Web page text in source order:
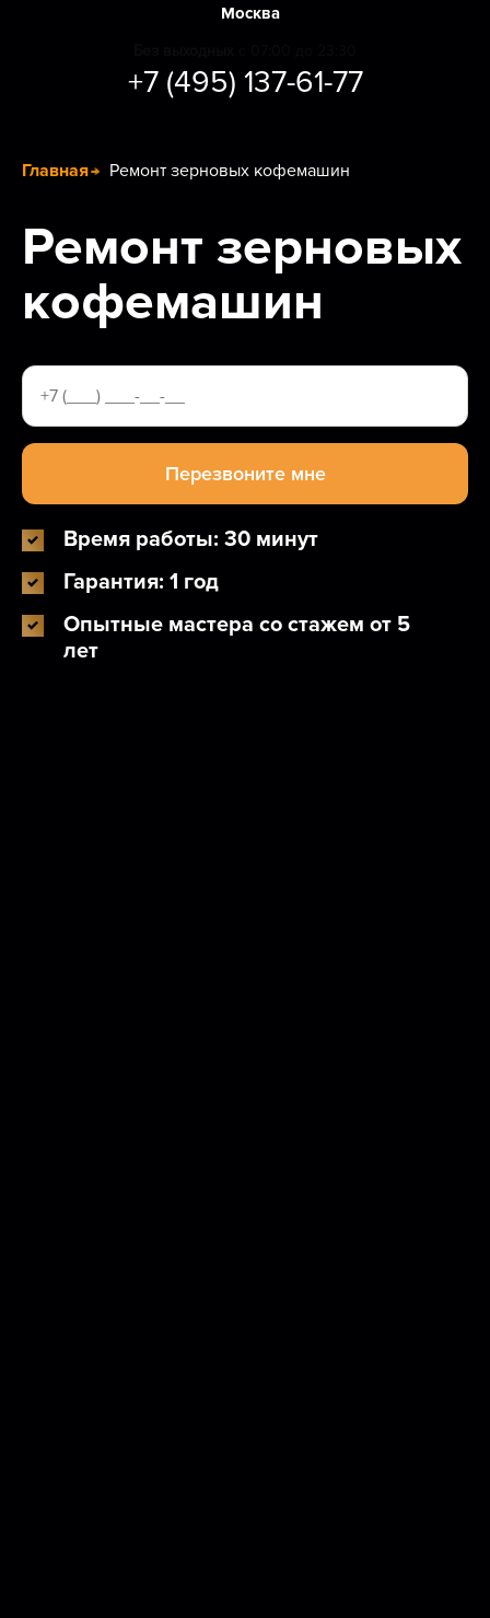
Москва
+7 (495) 137-61-77
Главная Ремонт зерновых кофемашин
Ремонт зерновых
кофемашин
Время работы: 30 минут
Гарантия: 1 год
Опытные мастера со стажем от 5
лет